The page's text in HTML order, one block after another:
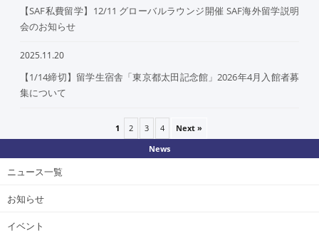
【SAF私費留学】12/11 グローバルラウンジ開催 SAF海外留学説明
会のお知らせ
2025.11.20
【1/14締切】留学生宿舎「東京都太田記念館」2026年4月入館者募
集について
1 2 3 4
Next »
News
ニュース一覧
お知らせ
イベント